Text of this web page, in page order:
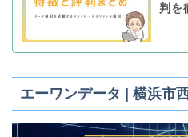
判を
エーワンデータ | 横浜市